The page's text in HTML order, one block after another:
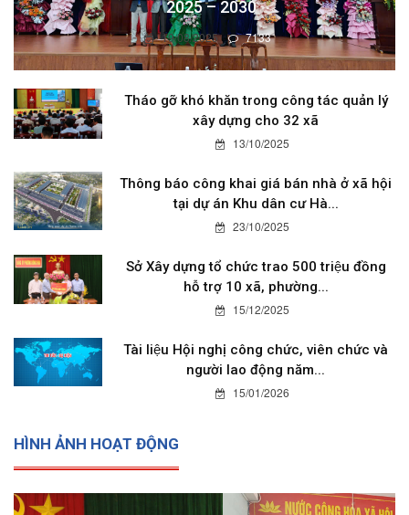
2025 – 2030
19/08/2025 7133
Tháo gỡ khó khăn trong công tác quản lý
xây dựng cho 32 xã
13/10/2025
Thông báo công khai giá bán nhà ở xã hội
tại dự án Khu dân cư Hà...
23/10/2025
Sở Xây dựng tổ chức trao 500 triệu đồng
hỗ trợ 10 xã, phường...
15/12/2025
Tài liệu Hội nghị công chức, viên chức và
người lao động năm...
15/01/2026
HÌNH ẢNH HOẠT ĐỘNG